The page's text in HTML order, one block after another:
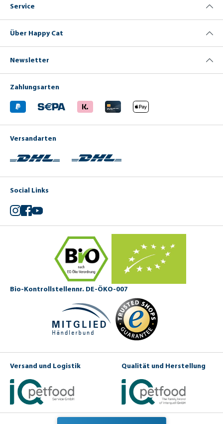
Service
Über Happy Cat
Newsletter
Zahlungsarten
Versandarten
Social Links
Instagram
Facebook
YouTube
Bio-Kontrollstellennr. DE-ÖKO-007
Versand und Logistik Qualität und Herstellung